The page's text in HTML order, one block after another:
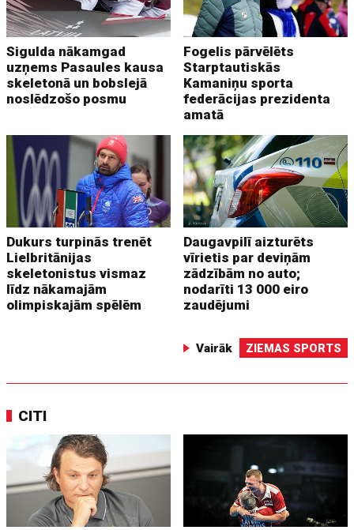
Sigulda nākamgad
uzņems Pasaules kausa
skeletonā un bobslejā
noslēdzošo posmu
Fogelis pārvēlēts
Starptautiskās
Kamaniņu sporta
federācijas prezidenta
amatā
Dukurs turpinās trenēt
Lielbritānijas
skeletonistus vismaz
līdz nākamajām
olimpiskajām spēlēm
Daugavpilī aizturēts
vīrietis par deviņām
zādzībām no auto;
nodarīti 13 000 eiro
zaudējumi
Vairāk ZIEMAS SPORTS
CITI